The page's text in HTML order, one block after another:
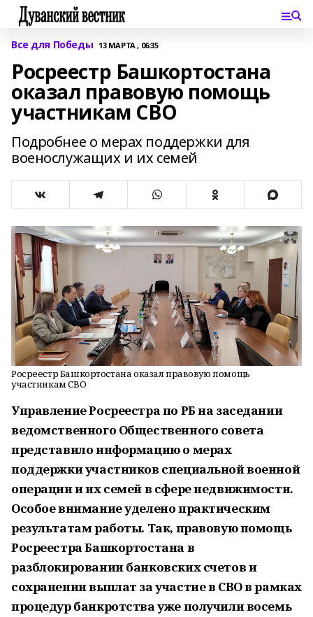
Все для Победы 13 МАРТА , 06:35
Росреестр Башкортостана
оказал правовую помощь
участникам СВО
Подробнее о мерах поддержки для
военослужащих и их семей
Росреестр Башкортостана оказал правовую помощь
участникам СВО
Управление Росреестра по РБ на заседании
ведомственного Общественного совета
представило информацию о мерах
поддержки участников специальной военной
операции и их семей в сфере недвижимости.
Особое внимание уделено практическим
результатам работы. Так, правовую помощь
Росреестра Башкортостана в
разблокировании банковских счетов и
сохранении выплат за участие в СВО в рамках
процедур банкротства уже получили восемь